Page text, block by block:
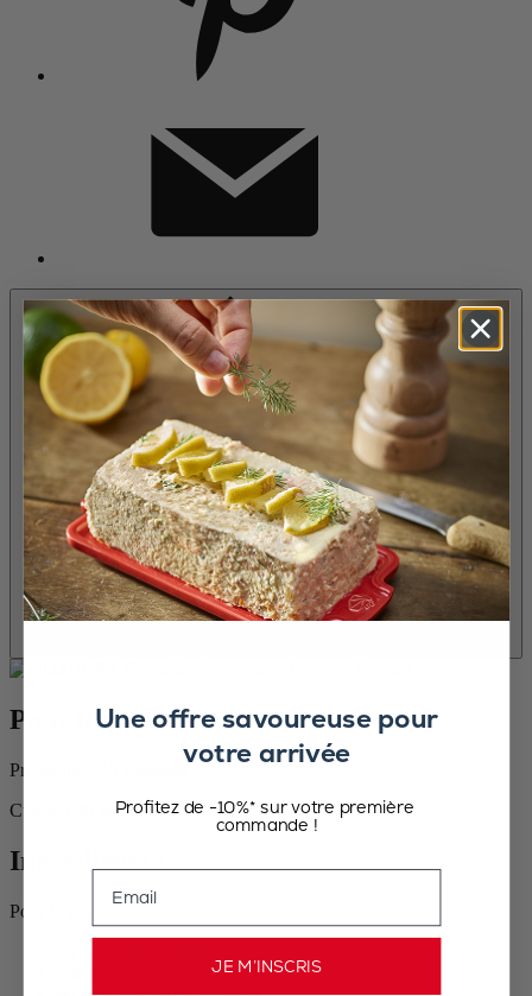
Pour 6 personnes :
Préparation
Cuisson
40 min
Ingrédients :
Pour la pâte :
150 g de farine semi-complète
Une offre savoureuse pour
votre arrivée
Profitez de -10%* sur votre première
commande !
JE M’INSCRIS